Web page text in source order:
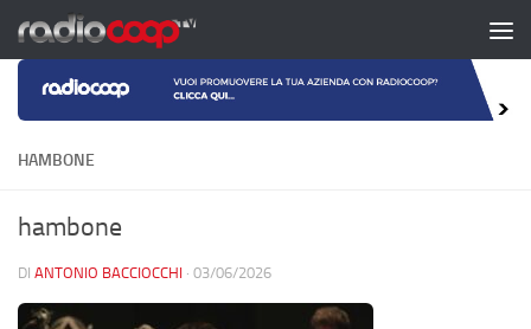
Salta al contenuto
HAMBONE
hambone
DI ANTONIO BACCIOCCHI · 03/06/2026